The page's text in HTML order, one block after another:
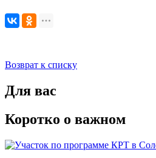
Возврат к списку
Для вас
Коротко о важном